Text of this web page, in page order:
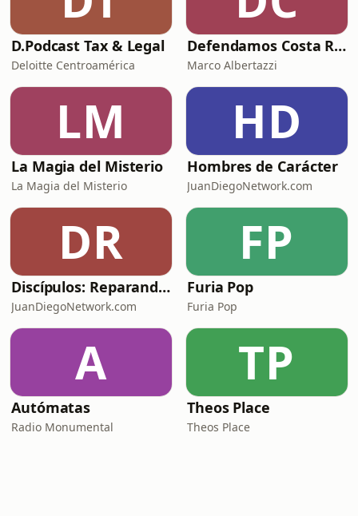
D.Podcast Tax & Legal
Deloitte Centroamérica
Defendamos Costa Rica
Marco Albertazzi
LM
La Magia del Misterio
La Magia del Misterio
HD
Hombres de Carácter
JuanDiegoNetwork.com
DR
Discípulos: Reparando las redes con Luis Diego Carranza
JuanDiegoNetwork.com
FP
Furia Pop
Furia Pop
A
Autómatas
Radio Monumental
TP
Theos Place
Theos Place